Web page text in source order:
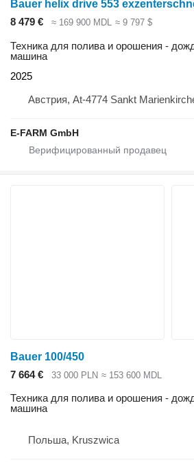
8 479 € ≈ 169 900 MDL ≈ 9 797 $
Техника для полива и орошения -
машина
2025
Австрия, At-4774 Sankt
E-FARM GmbH
Bauer 100/450
7 664 €
33 000 PLN ≈ 153 600 MDL
Техника для полива и орошения -
машина
Польша, Kruszwica